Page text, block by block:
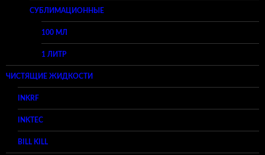
СУБЛИМАЦИОННЫЕ
100 МЛ
1 ЛИТР
ЧИСТЯЩИЕ ЖИДКОСТИ
INKRF
INKTEC
BILL KILL